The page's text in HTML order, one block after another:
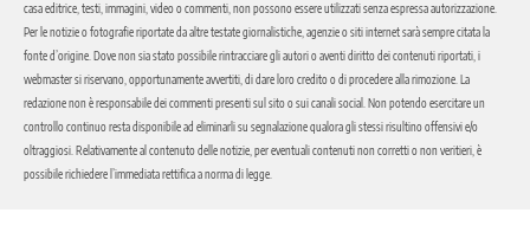
casa editrice, testi, immagini, video o commenti, non possono essere utilizzati senza espressa autorizzazione.
Per le notizie o fotografie riportate da altre testate giornalistiche, agenzie o siti internet sarà sempre citata la
fonte d’origine. Dove non sia stato possibile rintracciare gli autori o aventi diritto dei contenuti riportati, i
webmaster si riservano, opportunamente avvertiti, di dare loro credito o di procedere alla rimozione. La
redazione non è responsabile dei commenti presenti sul sito o sui canali social. Non potendo esercitare un
controllo continuo resta disponibile ad eliminarli su segnalazione qualora gli stessi risultino offensivi e/o
oltraggiosi. Relativamente al contenuto delle notizie, per eventuali contenuti non corretti o non veritieri, è
possibile richiedere l’immediata rettifica a norma di legge.